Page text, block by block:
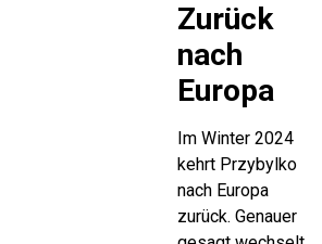
Zurück
nach
Europa
Im Winter 2024
kehrt Przybylko
nach Europa
zurück. Genauer